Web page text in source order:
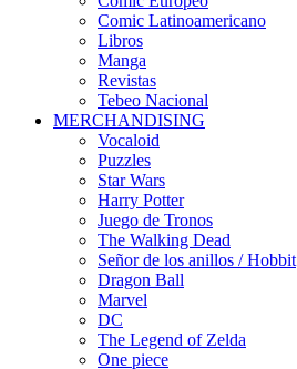
Comic Latinoamericano
Libros
Manga
Revistas
Tebeo Nacional
MERCHANDISING
Vocaloid
Puzzles
Star Wars
Harry Potter
Juego de Tronos
The Walking Dead
Señor de los anillos / Hobbit
Dragon Ball
Marvel
DC
The Legend of Zelda
One piece